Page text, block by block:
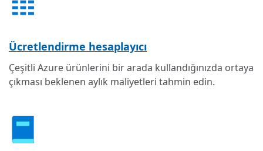
Ücretlendirme hesaplayıcı
Çeşitli Azure ürünlerini bir arada kullandığınızda ortaya
çıkması beklenen aylık maliyetleri tahmin edin.